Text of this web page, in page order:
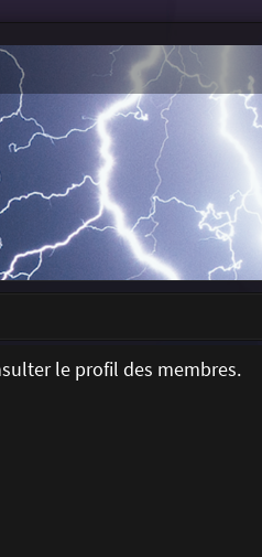
le profil des membres.